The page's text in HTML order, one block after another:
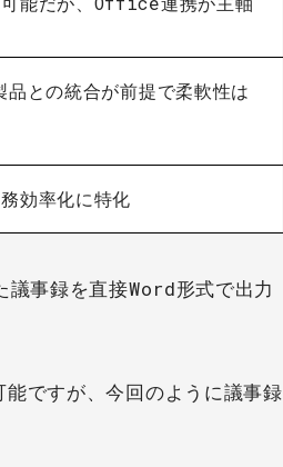
との統合が前提で柔軟性は
効率化に特化
事録を直接Word形式で出力
ですが、今回のように議事録